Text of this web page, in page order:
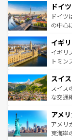
せる。
ンテン
で、幅
聖堂、
から魅
いる。
香り高
らに、
れる地
を参照
ドイツ
ドイツ
の中心
顔を持
ルリン
してラ
は、お酒
ドイツ
イギ
イギリ
トミン
リアご
ティー
戦など
ンツ一
スイス
スイス
な交通
の建物
博物館
ことが
アメ
アメリ
東海岸